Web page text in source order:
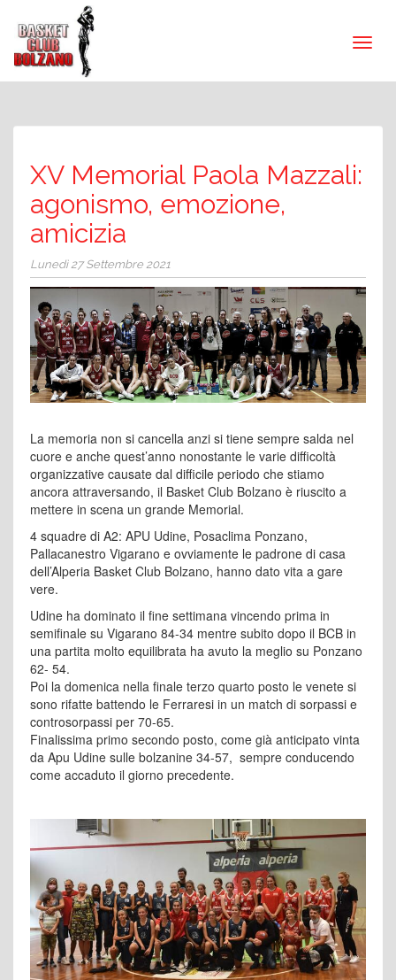
XV Memorial Paola Mazzali:
agonismo, emozione,
amicizia
Lunedì 27 Settembre 2021
La memoria non si cancella anzi si tiene sempre salda nel
cuore e anche quest’anno nonostante le varie difficoltà
organizzative causate dal difficile periodo che stiamo
ancora attraversando, il Basket Club Bolzano è riuscito a
mettere in scena un grande Memorial.
4 squadre di A2: APU Udine, Posaclima Ponzano,
Pallacanestro Vigarano e ovviamente le padrone di casa
dell’Alperia Basket Club Bolzano, hanno dato vita a gare
vere.
Udine ha dominato il fine settimana vincendo prima in
semifinale su Vigarano 84-34 mentre subito dopo il BCB in
una partita molto equilibrata ha avuto la meglio su Ponzano
62- 54.
Poi la domenica nella finale terzo quarto posto le venete si
sono rifatte battendo le Ferraresi in un match di sorpassi e
controsorpassi per 70-65.
Finalissima primo secondo posto, come già anticipato vinta
da Apu Udine sulle bolzanine 34-57, sempre conducendo
come accaduto il giorno precedente.